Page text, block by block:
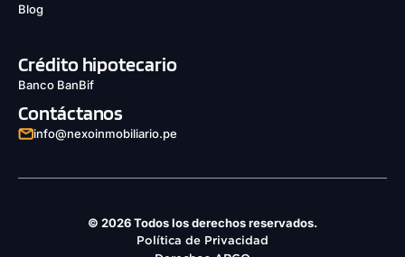
Blog
Crédito hipotecario
Banco BanBif
Contáctanos
info@nexoinmobiliario.pe
© 2026 Todos los derechos reservados.
Política de Privacidad